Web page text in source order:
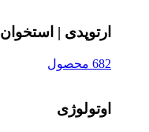
ارتوپدی | استخوان
682 محصول
اوتولوژی